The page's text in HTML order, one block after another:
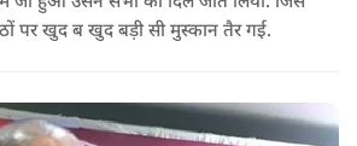
पर खुद ब खुद बड़ी सी मुस्कान तैर गई.